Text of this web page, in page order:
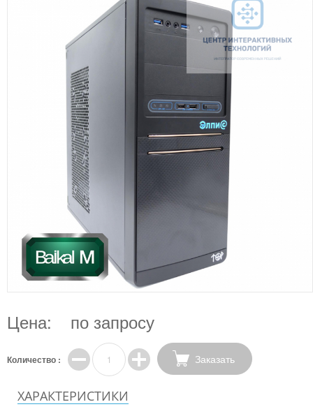
Цена: по запросу
Количество : Заказать
ХАРАКТЕРИСТИКИ